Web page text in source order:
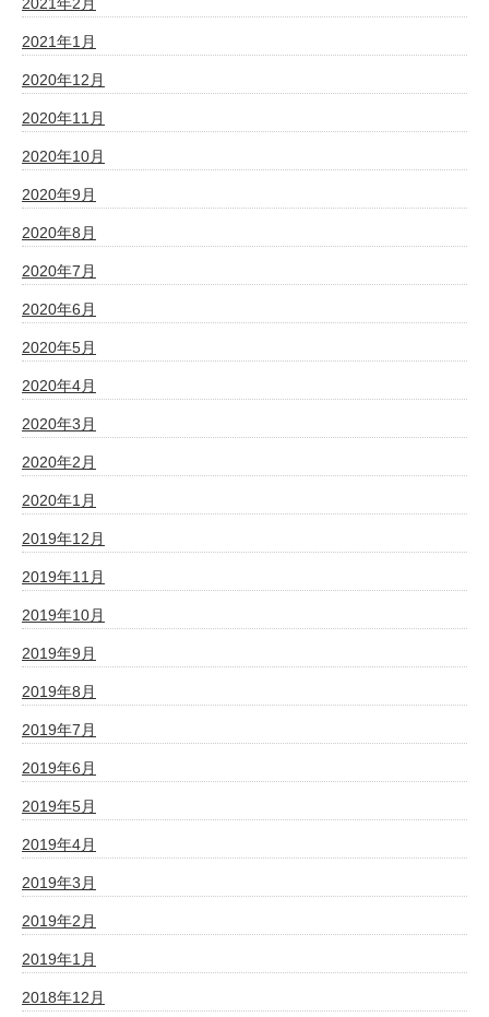
2021年1月
2020年12月
2020年11月
2020年10月
2020年9月
2020年8月
2020年7月
2020年6月
2020年5月
2020年4月
2020年3月
2020年2月
2020年1月
2019年12月
2019年11月
2019年10月
2019年9月
2019年8月
2019年7月
2019年6月
2019年5月
2019年4月
2019年3月
2019年2月
2019年1月
2018年12月